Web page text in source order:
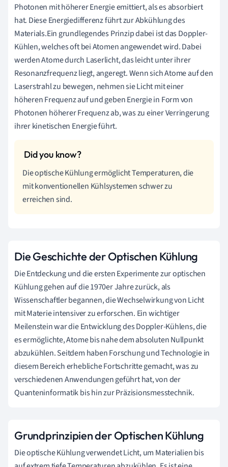
Photonen mit höherer Energie emittiert, als es absorbiert
hat. Diese Energiedifferenz führt zur Abkühlung des
Materials.Ein grundlegendes Prinzip dabei ist das Doppler-
Kühlen, welches oft bei Atomen angewendet wird. Dabei
werden Atome durch Laserlicht, das leicht unter ihrer
Resonanzfrequenz liegt, angeregt. Wenn sich Atome auf den
Laserstrahl zu bewegen, nehmen sie Licht mit einer
höheren Frequenz auf und geben Energie in Form von
Photonen höherer Frequenz ab, was zu einer Verringerung
ihrer kinetischen Energie führt.
Die optische Kühlung ermöglicht Temperaturen, die
mit konventionellen Kühlsystemen schwer zu
erreichen sind.
Die Geschichte der Optischen Kühlung
Die Entdeckung und die ersten Experimente zur optischen
Kühlung gehen auf die 1970er Jahre zurück, als
Wissenschaftler begannen, die Wechselwirkung von Licht
mit Materie intensiver zu erforschen. Ein wichtiger
Meilenstein war die Entwicklung des Doppler-Kühlens, die
es ermöglichte, Atome bis nahe dem absoluten Nullpunkt
abzukühlen. Seitdem haben Forschung und Technologie in
diesem Bereich erhebliche Fortschritte gemacht, was zu
verschiedenen Anwendungen geführt hat, von der
Quanteninformatik bis hin zur Präzisionsmesstechnik.
Grundprinzipien der Optischen Kühlung
Die optische Kühlung verwendet Licht, um Materialien bis